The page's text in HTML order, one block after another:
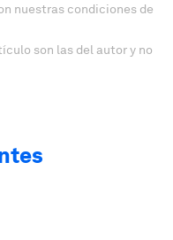
nuestras condiciones de
son las del autor y no